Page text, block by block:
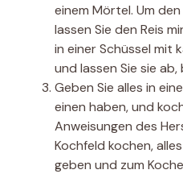
einem Mörtel. Um
lassen Sie den Reis
in einer Schüssel mit
und lassen Sie sie
Geben Sie alles in
einen haben, und
Anweisungen des
Kochfeld kochen,
geben und zum